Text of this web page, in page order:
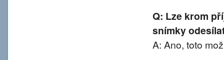
Q: Lze krom
snímky
A: Ano, toto